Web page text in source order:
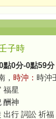
子時
點0分-0點59分
， 時沖： 時沖
福星
酬神
出行 詞訟 祈福